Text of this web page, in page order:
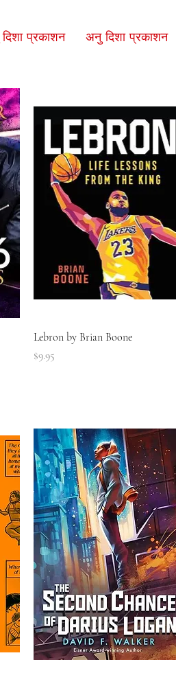
प्रकाशन अनु दिशा प्रकाशन
त्वरित दृश्य
Lebron by Brian Boone
मूल्य
$9.95